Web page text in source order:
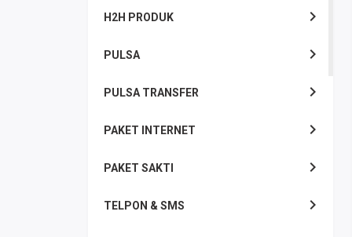
H2H PRODUK
PULSA
PULSA TRANSFER
PAKET INTERNET
PAKET SAKTI
TELPON & SMS